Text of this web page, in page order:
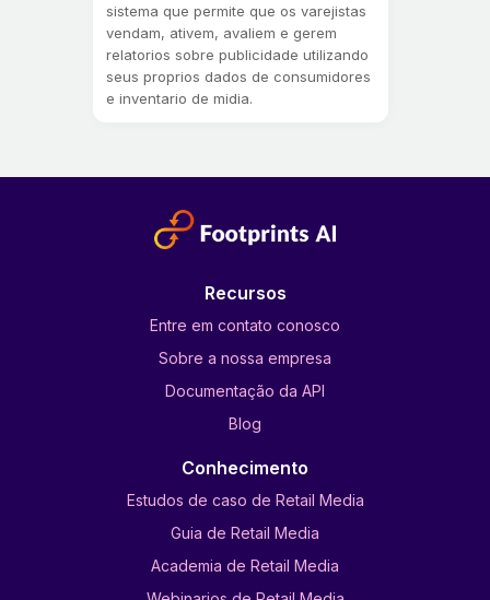
sistema que permite que os varejistas
vendam, ativem, avaliem e gerem
relatorios sobre publicidade utilizando
seus proprios dados de consumidores
e inventario de midia.
Recursos
Entre em contato conosco
Sobre a nossa empresa
Documentação da API
Blog
Conhecimento
Estudos de caso de Retail Media
Guia de Retail Media
Academia de Retail Media